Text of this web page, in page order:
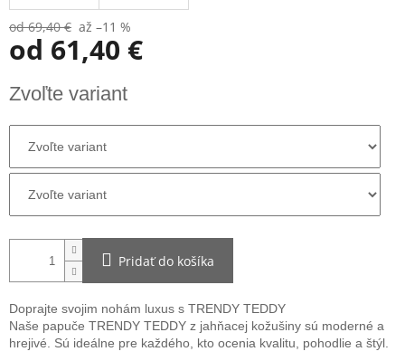
od 69,40 € až –11 %
od 61,40 €
cena:
Zvoľte variant
Pridať do košíka
Doprajte svojim nohám luxus s TRENDY TEDDY
Naše papuče TRENDY TEDDY z jahňacej kožušiny sú moderné a
hrejivé. Sú ideálne pre každého, kto ocenia kvalitu, pohodlie a štýl.